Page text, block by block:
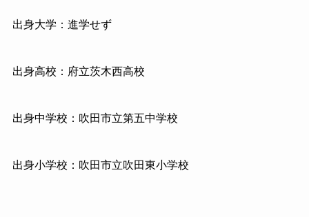
出身大学：進学せず
出身高校：府立茨木西高校
出身中学校：吹田市立第五中学校
出身小学校：吹田市立吹田東小学校